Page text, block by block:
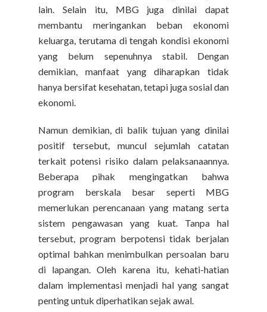
lain. Selain itu, MBG juga dinilai dapat
membantu meringankan beban ekonomi
keluarga, terutama di tengah kondisi ekonomi
yang belum sepenuhnya stabil. Dengan
demikian, manfaat yang diharapkan tidak
hanya bersifat kesehatan, tetapi juga sosial dan
ekonomi.
Namun demikian, di balik tujuan yang dinilai
positif tersebut, muncul sejumlah catatan
terkait potensi risiko dalam pelaksanaannya.
Beberapa pihak mengingatkan bahwa
program berskala besar seperti MBG
memerlukan perencanaan yang matang serta
sistem pengawasan yang kuat. Tanpa hal
tersebut, program berpotensi tidak berjalan
optimal bahkan menimbulkan persoalan baru
di lapangan. Oleh karena itu, kehati-hatian
dalam implementasi menjadi hal yang sangat
penting untuk diperhatikan sejak awal.